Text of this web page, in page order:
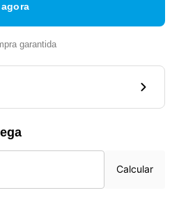
garantida
Calcular